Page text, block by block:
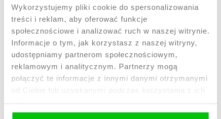
Wykorzystujemy pliki cookie do spersonalizowania
treści i reklam, aby oferować funkcje
społecznościowe i analizować ruch w naszej witrynie.
Informacje o tym, jak korzystasz z naszej witryny,
udostępniamy partnerom społecznościowym,
reklamowym i analitycznym. Partnerzy mogą
połączyć te informacje z innymi danymi otrzymanymi
od Ciebie lub uzyskanymi podczas korzystania z ich
w pudełku prezentowym
Dostępność:
na
wyczerpaniu
48 godzin
75,00 zł